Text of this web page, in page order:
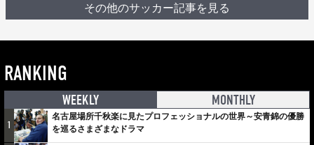
その他のサッカー記事を見る
RANKING
WEEKLY MONTHLY
1
名古屋場所千秋楽に見たプロフェッショナルの世界～安青錦の優勝
を巡るさまざまなドラマ